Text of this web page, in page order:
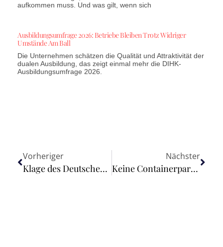
aufkommen muss. Und was gilt, wenn sich
Ausbildungsumfrage 2026: Betriebe Bleiben Trotz Widriger
Umstände Am Ball
Die Unternehmen schätzen die Qualität und Attraktivität der
dualen Ausbildung, das zeigt einmal mehr die DIHK-
Ausbildungsumfrage 2026.
Vorheriger
Klage des Deutschen Umwelthilfe e.V. gegen das Kraftfahrt-Bundesamt weitgehend erfolgreich
Nächster
Keine Containerparks in Treptow-Köpenick